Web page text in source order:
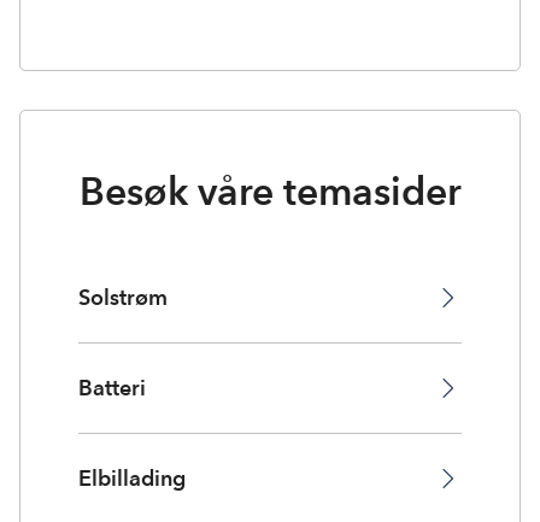
Besøk våre temasider
Solstrøm
Batteri
Elbillading